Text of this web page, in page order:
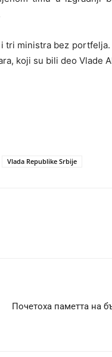
tri ministra bez portfelja.
koji su bili deo Vlade
Vlada Republike Srbije
Почетоха паметта на